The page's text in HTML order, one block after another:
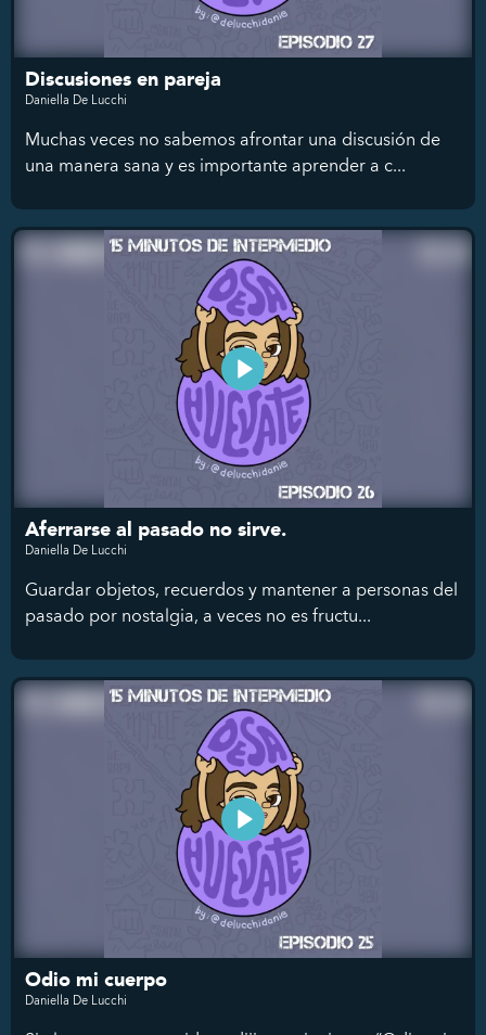
Discusiones en pareja
Daniella De Lucchi
Muchas veces no sabemos afrontar una discusión de
una manera sana y es importante aprender a c...
Aferrarse al pasado no sirve.
Daniella De Lucchi
Guardar objetos, recuerdos y mantener a personas del
pasado por nostalgia, a veces no es fructu...
Odio mi cuerpo
Daniella De Lucchi